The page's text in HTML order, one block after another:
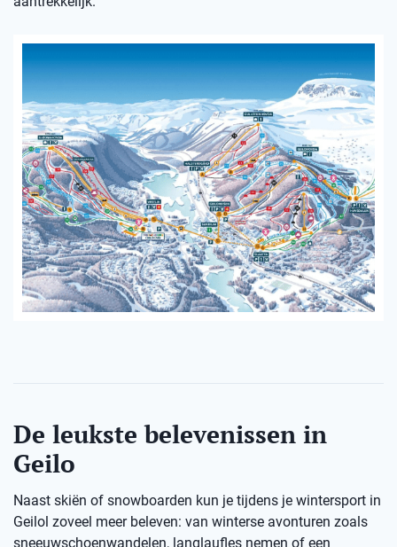
De leukste belevenissen in
Geilo
Naast skiën of snowboarden kun je tijdens je wintersport in
Geilol zoveel meer beleven: van winterse avonturen zoals
sneeuwschoenwandelen, langlaufles nemen of een